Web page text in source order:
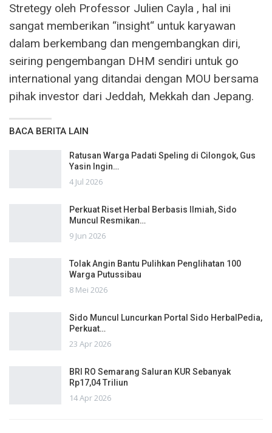
Stretegy oleh Professor Julien Cayla , hal ini
sangat memberikan “insight“ untuk karyawan
dalam berkembang dan mengembangkan diri,
seiring pengembangan DHM sendiri untuk go
international yang ditandai dengan MOU bersama
pihak investor dari Jeddah, Mekkah dan Jepang.
BACA BERITA LAIN
Ratusan Warga Padati Speling di Cilongok, Gus
Yasin Ingin…
4 Jul 2026
Perkuat Riset Herbal Berbasis Ilmiah, Sido
Muncul Resmikan…
9 Jun 2026
Tolak Angin Bantu Pulihkan Penglihatan 100
Warga Putussibau
8 Mei 2026
Sido Muncul Luncurkan Portal Sido HerbalPedia,
Perkuat…
23 Apr 2026
BRI RO Semarang Saluran KUR Sebanyak
Rp17,04 Triliun
14 Apr 2026